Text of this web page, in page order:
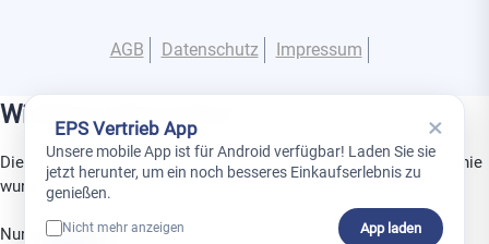
AGB Datenschutz Impressum
Wichtige Information
Dies ist ein Gerät aus der Superior-Produktlinie. Diese Produktlinie
wurde speziell für den Einsatz in Projekten entwickelt.
Nur geschulte Partner dürfen Superior-Produkte installieren,
EPS Vertrieb App ×
Unsere mobile App ist für Android verfügbar! Laden Sie sie
jetzt herunter, um ein noch besseres Einkaufserlebnis zu
genießen.
Nicht mehr anzeigen App laden